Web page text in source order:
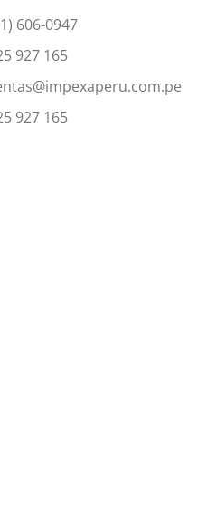
606-0947
927 165
927 165